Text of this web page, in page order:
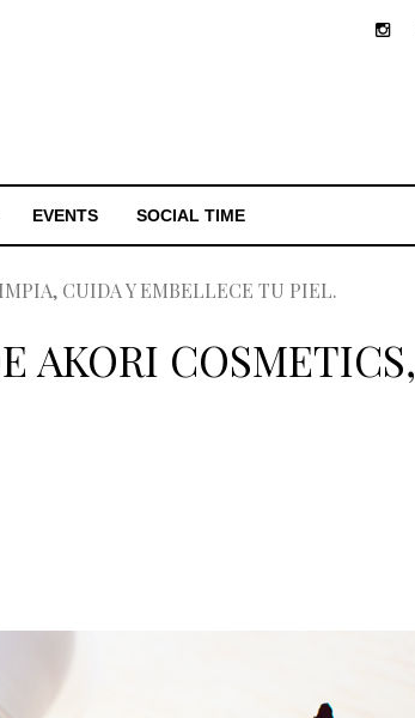
EVENTS SOCIAL TIME
CUIDA Y EMBELLECE TU PIEL.
AKORI COSMETICS,